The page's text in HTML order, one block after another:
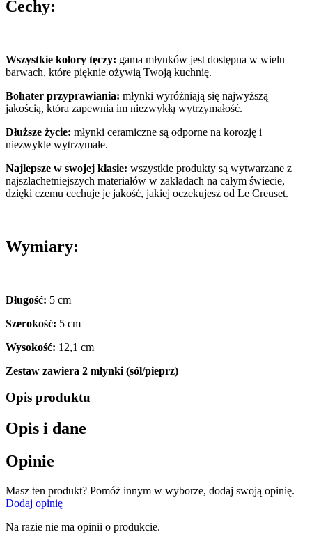
Cechy:
Wszystkie kolory tęczy: gama młynków jest dostępna w wielu
barwach, które pięknie ożywią Twoją kuchnię.
Bohater przyprawiania: młynki wyróżniają się najwyższą
jakością, która zapewnia im niezwykłą wytrzymałość.
Dłuższe życie: młynki ceramiczne są odporne na korozję i
niezwykle wytrzymałe.
Najlepsze w swojej klasie: wszystkie produkty są wytwarzane z
najszlachetniejszych materiałów w zakładach na całym świecie,
dzięki czemu cechuje je jakość, jakiej oczekujesz od Le Creuset.
Wymiary:
Długość: 5 cm
Szerokość: 5 cm
Wysokość: 12,1 cm
Zestaw zawiera 2 młynki (sól/pieprz)
Opis produktu
Opis i dane
Opinie
Masz ten produkt? Pomóż innym w wyborze, dodaj swoją opinię.
Dodaj opinię
Na razie nie ma opinii o produkcie.